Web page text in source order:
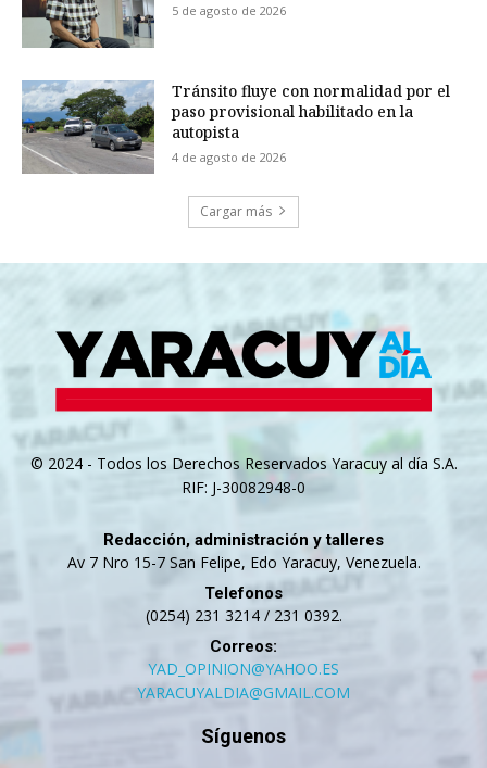
5 de agosto de 2026
Tránsito fluye con normalidad por el
paso provisional habilitado en la
autopista
4 de agosto de 2026
Cargar más
© 2024 - Todos los Derechos Reservados Yaracuy al día S.A.
RIF: J-30082948-0
Redacción, administración y talleres
Av 7 Nro 15-7 San Felipe, Edo Yaracuy, Venezuela.
Telefonos
(0254) 231 3214 / 231 0392.
Correos:
YAD_OPINION@YAHOO.ES
YARACUYALDIA@GMAIL.COM
Síguenos